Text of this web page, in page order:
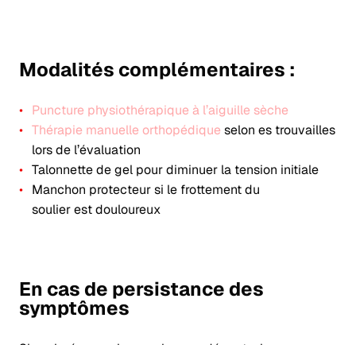
Modalités complémentaires :
Puncture physiothérapique à l’aiguille sèche
Thérapie manuelle orthopédique selon es trouvailles
lors de l’évaluation
Talonnette de gel pour diminuer la tension initiale
Manchon protecteur si le frottement du
soulier est douloureux
En cas de persistance des
symptômes